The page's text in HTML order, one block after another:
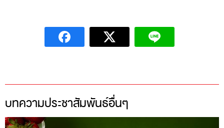
บทความประชาสัมพันธ์อื่นๆ